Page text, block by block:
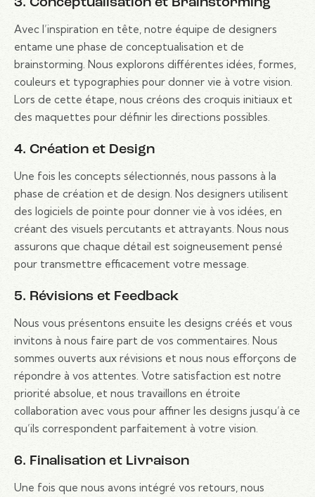
Avec l’inspiration en tête, notre équipe de designers
entame une phase de conceptualisation et de
brainstorming. Nous explorons différentes idées, formes,
couleurs et typographies pour donner vie à votre vision.
Lors de cette étape, nous créons des croquis initiaux et
des maquettes pour définir les directions possibles.
4. Création et Design
Une fois les concepts sélectionnés, nous passons à la
phase de création et de design. Nos designers utilisent
des logiciels de pointe pour donner vie à vos idées, en
créant des visuels percutants et attrayants. Nous nous
assurons que chaque détail est soigneusement pensé
pour transmettre efficacement votre message.
5. Révisions et Feedback
Nous vous présentons ensuite les designs créés et vous
invitons à nous faire part de vos commentaires. Nous
sommes ouverts aux révisions et nous nous efforçons de
répondre à vos attentes. Votre satisfaction est notre
priorité absolue, et nous travaillons en étroite
collaboration avec vous pour affiner les designs jusqu’à ce
qu’ils correspondent parfaitement à votre vision.
6. Finalisation et Livraison
Une fois que nous avons intégré vos retours, nous